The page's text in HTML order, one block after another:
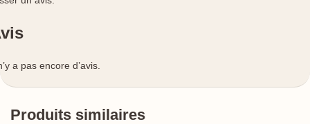
a pas encore d’avis.
Produits similaires